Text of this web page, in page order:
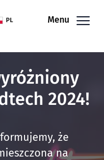
PL Menu
2024!
że
na